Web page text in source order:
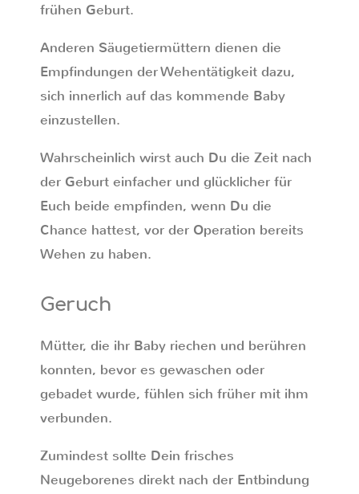
frühen Geburt.
Anderen Säugetiermüttern dienen die
Empfindungen der Wehentätigkeit dazu,
sich innerlich auf das kommende Baby
einzustellen.
Wahrscheinlich wirst auch Du die Zeit nach
der Geburt einfacher und glücklicher für
Euch beide empfinden, wenn Du die
Chance hattest, vor der Operation bereits
Wehen zu haben.
Geruch
Mütter, die ihr Baby riechen und berühren
konnten, bevor es gewaschen oder
gebadet wurde, fühlen sich früher mit ihm
verbunden.
Zumindest sollte Dein frisches
Neugeborenes direkt nach der Entbindung